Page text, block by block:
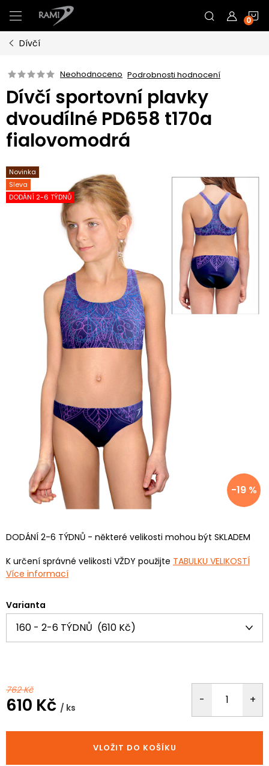
na
obsah
Dívčí
Neohodnoceno Podrobnosti hodnocení
Dívčí sportovní plavky
dvoudílné PD658 t170a
fialovomodrá
Novinka
Sleva
DODÁNÍ 2-6 TÝDNŮ
-19 %
DODÁNÍ 2-6 TÝDNŮ - některé velikosti mohou být SKLADEM
K určení správné velikosti VŽDY použijte TABULKU VELIKOSTÍ
Více informací
Varianta
762 Kč
610 Kč / ks
cena:
VLOŽIT DO KOŠÍKU